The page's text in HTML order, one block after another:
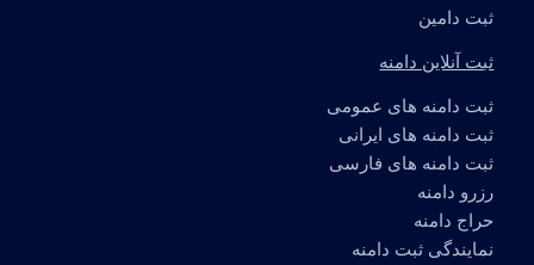
ثبت دامین
ثبت آنلاین دامنه
ثبت دامنه های عمومی
ثبت دامنه های ایرانی
ثبت دامنه های فارسی
رزرو دامنه
حراج دامنه
نمایندگی ثبت دامنه